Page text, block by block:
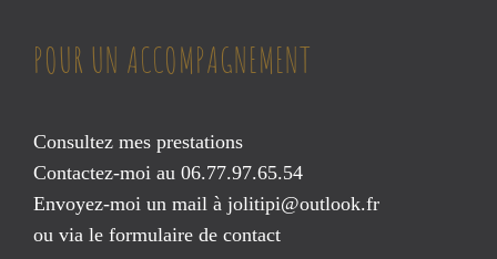
POUR UN ACCOMPAGNEMENT
Consultez mes prestations
Contactez-moi au 06.77.97.65.54
Envoyez-moi un mail à jolitipi@outlook.fr
ou via le formulaire de contact